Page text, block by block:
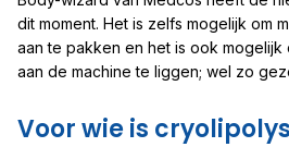
dit moment. Het is zelfs mogelijk om
aan te pakken en het is ook mogelijk
aan de machine te liggen; wel zo
Voor wie is